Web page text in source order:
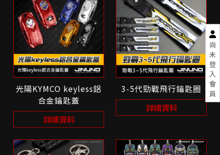
尚
未
登
入
會
員
光陽KYMCO keyless鋁
合金鑰匙蓋
詳細資料
3-5代勁戰飛行鑰匙圈
詳細資料